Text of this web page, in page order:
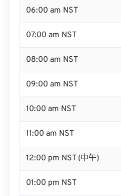
06:00 am NST
07:00 am NST
08:00 am NST
09:00 am NST
10:00 am NST
11:00 am NST
12:00 pm NST (中午)
01:00 pm NST